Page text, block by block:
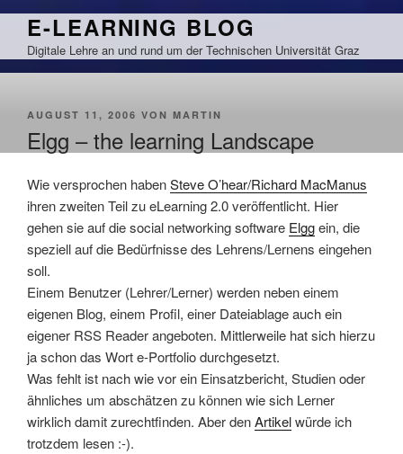
Zum
springen
E-LEARNING BLOG
Digitale Lehre an und rund um der Technischen Universität Graz
VERÖFFENTLICHT
AUGUST 11, 2006 VON MARTIN
Elgg – the learning Landscape
Wie versprochen habenSteve O’hear/Richard MacManus
ihren zweiten Teil zu eLearning 2.0 veröffentlicht. Hier
gehen sie auf die social networking software Elggein, die
speziell auf die Bedürfnisse des Lehrens/Lernens eingehen
soll.
Einem Benutzer (Lehrer/Lerner) werden neben einem
eigenen Blog, einem Profil, einer Dateiablage auch ein
eigener RSS Reader angeboten. Mittlerweile hat sich hierzu
ja schon das Worte-Portfolio durchgesetzt.
Was fehlt ist nach wie vor ein Einsatzbericht, Studien oder
ähnliches um abschätzen zu können wie sich Lerner
wirklich damit zurechtfinden. Aber denArtikelwürde ich
trotzdem lesen :-).